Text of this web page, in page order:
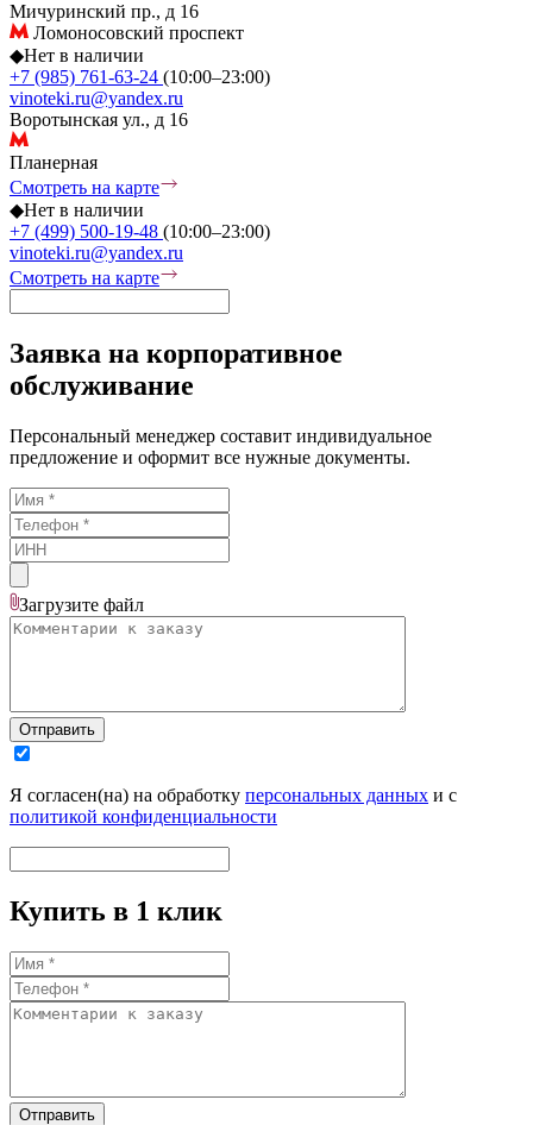
Мичуринский пр., д 16
Ломоносовский проспект
◆Нет в наличии
+7 (985) 761-63-24 (10:00–23:00)
vinoteki.ru@yandex.ru
Воротынская ул., д 16
Планерная
Смотреть на карте
◆Нет в наличии
+7 (499) 500-19-48 (10:00–23:00)
vinoteki.ru@yandex.ru
Смотреть на карте
Заявка на корпоративное
обслуживание
Персональный менеджер составит индивидуальное
предложение и оформит все нужные документы.
Загрузите файл
Отправить
Я согласен(на) на обработку персональных данных и с
политикой конфиденциальности
Купить в 1 клик
Отправить